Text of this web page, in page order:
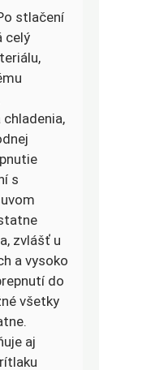
stlačení
celý
s
zvlášť u
a vysoko
do
všetky
aj